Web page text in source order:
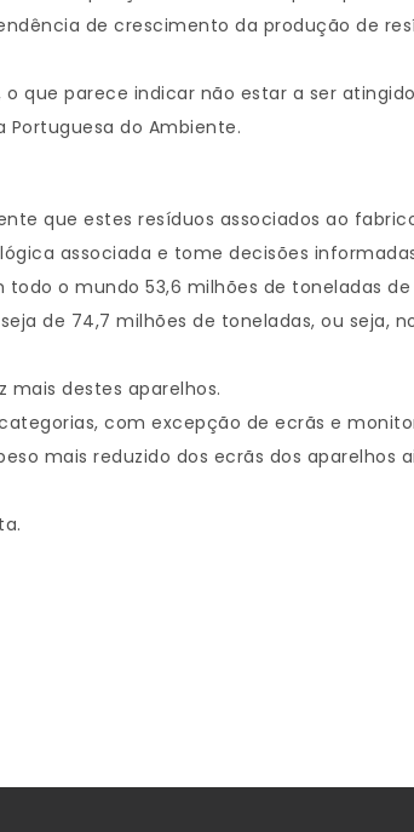
de crescimento da produção de
que parece indicar não estar a ser
do Ambiente.
que estes resíduos associados ao
associada e tome decisões
o mundo 53,6 milhões de toneladas
de 74,7 milhões de toneladas, ou seja,
destes aparelhos.
com excepção de ecrãs e
mais reduzido dos ecrãs dos aparelhos